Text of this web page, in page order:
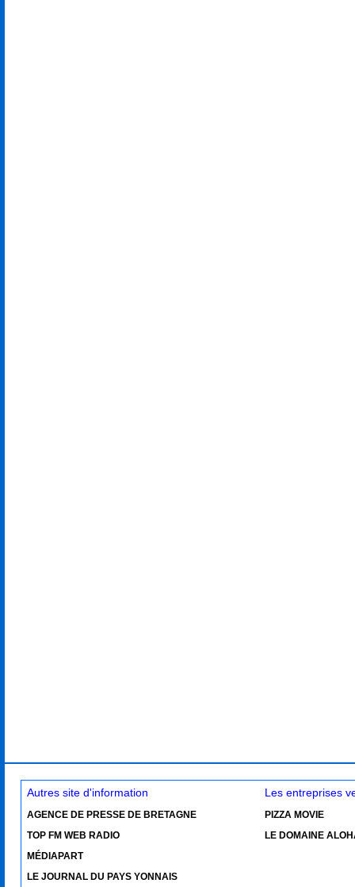
Autres site d'information
AGENCE DE PRESSE DE BRETAGNE
TOP FM WEB RADIO
MÉDIAPART
LE JOURNAL DU PAYS YONNAIS
Les entreprises
PIZZA MOVIE
LE DOMAINE